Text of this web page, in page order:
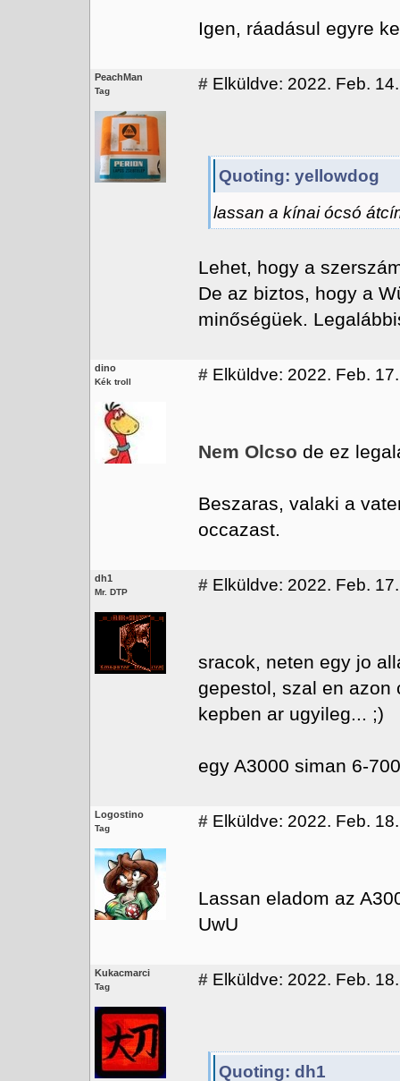
Igen, ráadásul egyre
PeachMan
Tag # Elküldve: 2022. Feb.
Quoting: yellowdog
lassan a kínai ócsó
Lehet, hogy a
De az biztos, hogy a
minőségüek.
dino
Kék troll # Elküldve: 2022. Feb.
Nem Olcso de ez
Beszaras, valaki a
occazast.
dh1
Mr. DTP # Elküldve: 2022. Feb.
sracok, neten egy jo
gepestol, szal en azon
kepben ar ugyileg... ;)
egy A3000 siman 6-
Logostino
Tag # Elküldve: 2022. Feb.
Lassan eladom az
UwU
Kukacmarci
Tag # Elküldve: 2022. Feb.
Quoting: dh1